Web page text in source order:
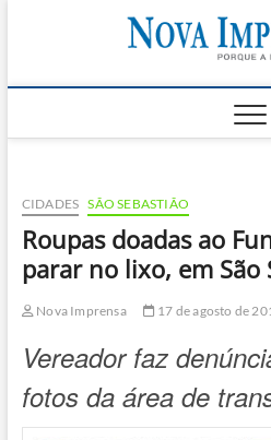
CIDADES SÃO SEBASTIÃO
Roupas doadas ao
parar no lixo, em São
Nova Imprensa 17 de agosto de
Vereador faz
fotos da área de